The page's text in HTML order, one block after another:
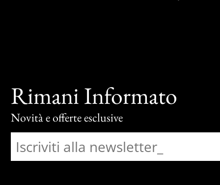
Rimani Informato
Novità e offerte esclusive